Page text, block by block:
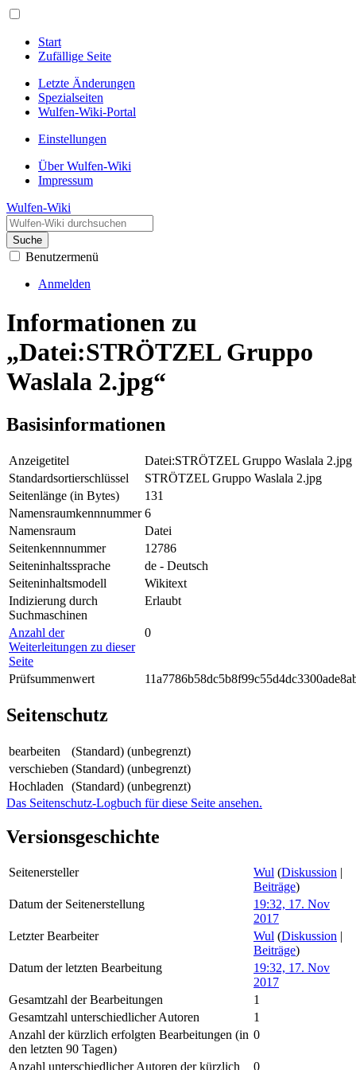
Start
Zufällige Seite
Letzte Änderungen
Spezialseiten
Wulfen-Wiki-Portal
Einstellungen
Über Wulfen-Wiki
Impressum
Wulfen-Wiki
Suche
Benutzermenü
Anmelden
Informationen zu
„Datei:STRÖTZEL Gruppo
Waslala 2.jpg“
Basisinformationen
Anzeigetitel
Datei:STRÖTZEL Gruppo Waslala 2.jpg
Standardsortierschlüssel
STRÖTZEL Gruppo Waslala 2.jpg
Seitenlänge (in Bytes)
131
Namensraumkennnummer 6
Namensraum
Datei
Seitenkennnummer
12786
Seiteninhaltssprache
de - Deutsch
Seiteninhaltsmodell
Wikitext
Indizierung durch
Suchmaschinen
Erlaubt
Anzahl der
Weiterleitungen zu dieser
Seite
0
Prüfsummenwert
Seitenschutz
bearbeiten
(Standard) (unbegrenzt)
verschieben (Standard) (unbegrenzt)
Hochladen
(Standard) (unbegrenzt)
Das Seitenschutz-Logbuch für diese Seite ansehen.
Versionsgeschichte
Seitenersteller Wul (Diskussion |
Beiträge)
Datum der Seitenerstellung
19:32, 17. Nov
2017
Letzter Bearbeiter
Wul (Diskussion |
Beiträge)
Datum der letzten Bearbeitung
19:32, 17. Nov
2017
Gesamtzahl der Bearbeitungen
1
Gesamtzahl unterschiedlicher Autoren
1
Anzahl der kürzlich erfolgten Bearbeitungen (in
den letzten 90 Tagen)
0
Anzahl unterschiedlicher Autoren der kürzlich 0